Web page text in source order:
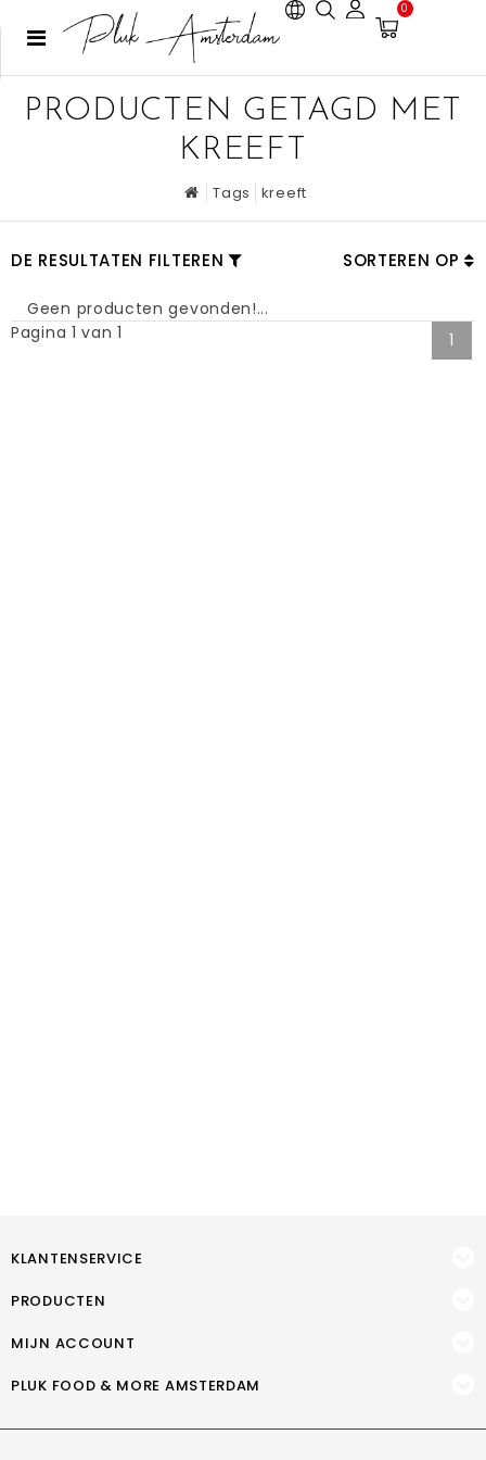
0
PRODUCTEN GETAGD MET
KREEFT
Tags kreeft
DE RESULTATEN FILTEREN SORTEREN OP
Geen producten gevonden!...
Pagina 1 van 1
1
KLANTENSERVICE
PRODUCTEN
MIJN ACCOUNT
PLUK FOOD & MORE AMSTERDAM